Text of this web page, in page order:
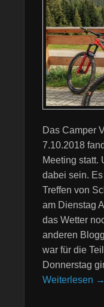
Das Camper
7.10.2018
Meeting statt.
dabei sein.
Treffen von
am Dienstag
das Wetter
anderen
war für die
Donnerstag
Weiterlesen →